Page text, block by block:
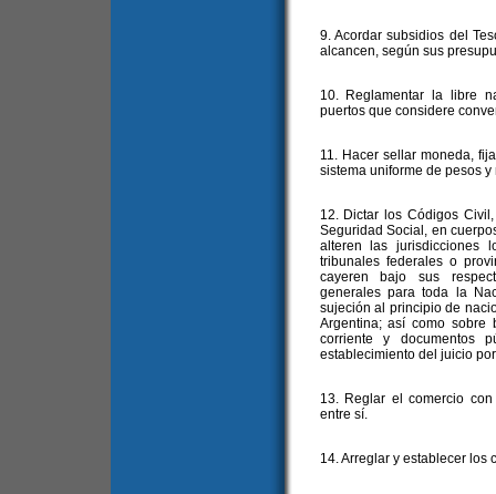
9. Acordar subsidios del
alcancen, según sus
10. Reglamentar la libre
puertos que considere
11. Hacer sellar moneda,
sistema uniforme de pesos
12. Dictar los Códigos
Seguridad Social, en
alteren las jurisdicciones
tribunales federales o
cayeren bajo sus
generales para toda la
sujeción al principio de
Argentina; así como sobre
corriente y documentos
establecimiento del juicio
13. Reglar el comercio
entre sí.
14. Arreglar y establecer los